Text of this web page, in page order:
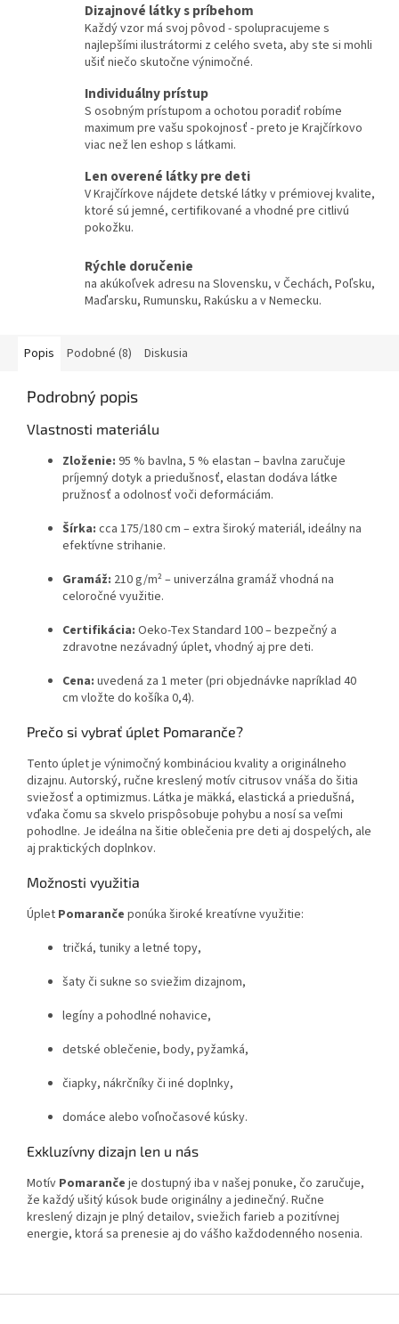
Dizajnové látky s príbehom
Každý vzor má svoj pôvod - spolupracujeme s
najlepšími ilustrátormi z celého sveta, aby ste si mohli
ušiť niečo skutočne výnimočné.
Individuálny prístup
S osobným prístupom a ochotou poradiť robíme
maximum pre vašu spokojnosť - preto je Krajčírkovo
viac než len eshop s látkami.
Len overené látky pre deti
V Krajčírkove nájdete detské látky v prémiovej kvalite,
ktoré sú jemné, certifikované a vhodné pre citlivú
pokožku.
Rýchle doručenie
na akúkoľvek adresu na Slovensku, v Čechách, Poľsku,
Maďarsku, Rumunsku, Rakúsku a v Nemecku.
Popis Podobné (8) Diskusia
Podrobný popis
Vlastnosti materiálu
Zloženie: 95 % bavlna, 5 % elastan – bavlna zaručuje
príjemný dotyk a priedušnosť, elastan dodáva látke
pružnosť a odolnosť voči deformáciám.
Šírka: cca 175/180 cm – extra široký materiál, ideálny na
efektívne strihanie.
Gramáž: 210 g/m² – univerzálna gramáž vhodná na
celoročné využitie.
Certifikácia: Oeko-Tex Standard 100 – bezpečný a
zdravotne nezávadný úplet, vhodný aj pre deti.
Cena: uvedená za 1 meter (pri objednávke napríklad 40
cm vložte do košíka 0,4).
Prečo si vybrať úplet Pomaranče?
Tento úplet je výnimočný kombináciou kvality a originálneho
dizajnu. Autorský, ručne kreslený motív citrusov vnáša do šitia
sviežosť a optimizmus. Látka je mäkká, elastická a priedušná,
vďaka čomu sa skvelo prispôsobuje pohybu a nosí sa veľmi
pohodlne. Je ideálna na šitie oblečenia pre deti aj dospelých, ale
aj praktických doplnkov.
Možnosti využitia
Úplet Pomaranče ponúka široké kreatívne využitie:
tričká, tuniky a letné topy,
šaty či sukne so sviežim dizajnom,
legíny a pohodlné nohavice,
detské oblečenie, body, pyžamká,
čiapky, nákrčníky či iné doplnky,
domáce alebo voľnočasové kúsky.
Exkluzívny dizajn len u nás
Motív Pomaranče je dostupný iba v našej ponuke, čo zaručuje,
že každý ušitý kúsok bude originálny a jedinečný. Ručne
kreslený dizajn je plný detailov, sviežich farieb a pozitívnej
energie, ktorá sa prenesie aj do vášho každodenného nosenia.